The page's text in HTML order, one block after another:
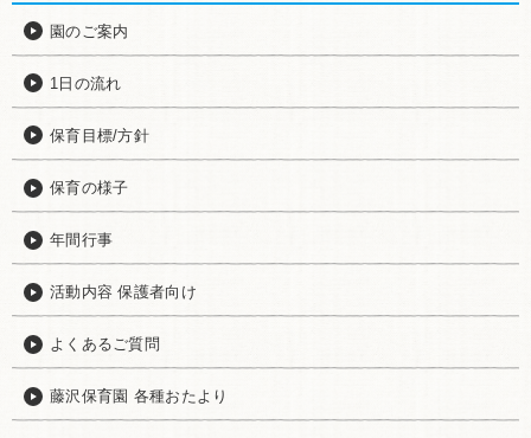
園のご案内
1日の流れ
保育目標/方針
保育の様子
年間行事
活動内容 保護者向け
よくあるご質問
藤沢保育園 各種おたより